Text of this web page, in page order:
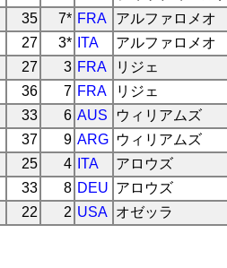
35 7* FRA
アルファロメオ
27 3* ITA
アルファロメオ
27 3 FRA
リジェ
36 7 FRA
リジェ
33 6 AUS
ウィリアムズ
37 9 ARG ウィリアムズ
25 4 ITA
アロウズ
33 8 DEU アロウズ
22 2 USA オゼッラ